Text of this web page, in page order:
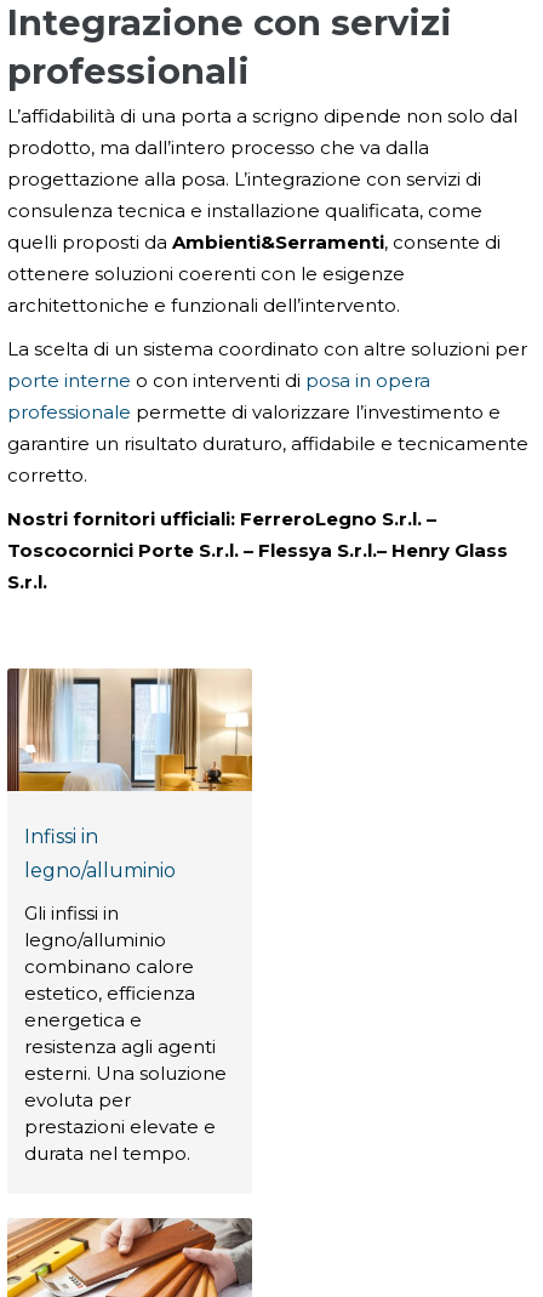
Integrazione con servizi
professionali
L’affidabilità di una porta a scrigno dipende non solo dal
prodotto, ma dall’intero processo che va dalla
progettazione alla posa. L’integrazione con servizi di
consulenza tecnica e installazione qualificata, come
quelli proposti da Ambienti&Serramenti, consente di
ottenere soluzioni coerenti con le esigenze
architettoniche e funzionali dell’intervento.
La scelta di un sistema coordinato con altre soluzioni per
porte interne o con interventi di posa in opera
professionale permette di valorizzare l’investimento e
garantire un risultato duraturo, affidabile e tecnicamente
corretto.
Nostri fornitori ufficiali: FerreroLegno S.r.l. –
Toscocornici Porte S.r.l. – Flessya S.r.l.– Henry Glass
S.r.l.
Infissi in
legno/alluminio
Gli infissi in
legno/alluminio
combinano calore
estetico, efficienza
energetica e
resistenza agli agenti
esterni. Una soluzione
evoluta per
prestazioni elevate e
durata nel tempo.